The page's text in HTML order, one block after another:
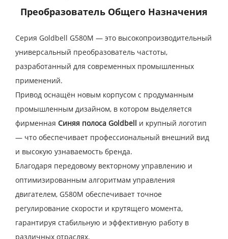
Преобразователь Общего Назначения
Серия Goldbell G580M — это высокопроизводительный
универсальный преобразователь частоты,
разработанный для современных промышленных
применений.
Привод оснащён новым корпусом с продуманным
промышленным дизайном, в котором выделяется
фирменная Синяя полоса Goldbell и крупный логотип
— что обеспечивает профессиональный внешний вид
и высокую узнаваемость бренда.
Благодаря передовому векторному управлению и
оптимизированным алгоритмам управления
двигателем, G580M обеспечивает точное
регулирование скорости и крутящего момента,
гарантируя стабильную и эффективную работу в
различных отраслях.